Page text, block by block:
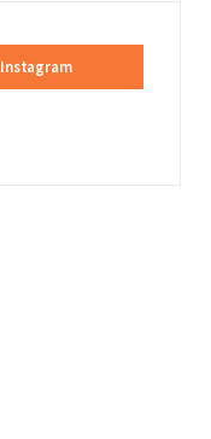
Instagram